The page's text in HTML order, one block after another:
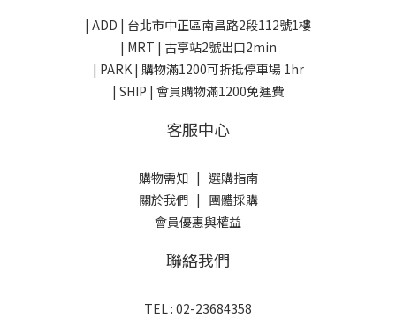
| ADD | 台北市中正區南昌路2段112號1樓
| MRT | 古亭站2號出口2min
| PARK | 購物滿1200可折抵停車場 1hr
| SHIP | 會員購物滿1200免運費
客服中心
購物需知| 選購指南
關於我們| 團體採購
會員優惠與權益
聯絡我們
TEL : 02-23684358